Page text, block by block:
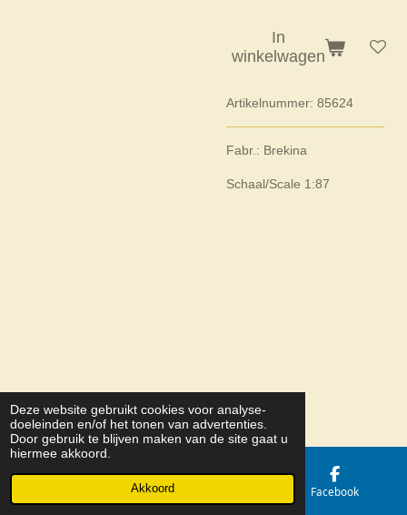
Deze website gebruikt cookies voor analyse-
doeleinden en/of het tonen van advertenties.
Door gebruik te blijven maken van de site gaat u
hiermee akkoord.
Akkoord
In
winkelwagen
Artikelnummer: 85624
Fabr.: Brekina
Schaal/Scale 1:87
© 2026 Belize Holding b.v.
Facebook